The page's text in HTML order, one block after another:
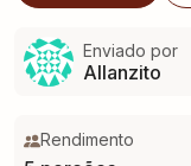
Enviado por
Allanzito
Rendimento